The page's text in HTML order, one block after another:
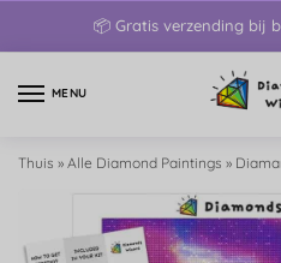
📦 Gratis verzending bij
MENU
Thuis » Alle Diamond Paintings »